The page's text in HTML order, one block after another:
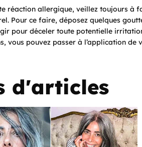
réaction allergique, veillez toujours à
Pour ce faire, déposez quelques
pour déceler toute potentielle
vous pouvez passer à l’application de
d'articles